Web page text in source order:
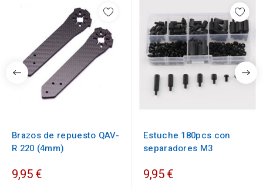
Brazos de repuesto QAV-
R 220 (4mm)
9,95 €
Estuche 180pcs con
separadores M3
9,95 €